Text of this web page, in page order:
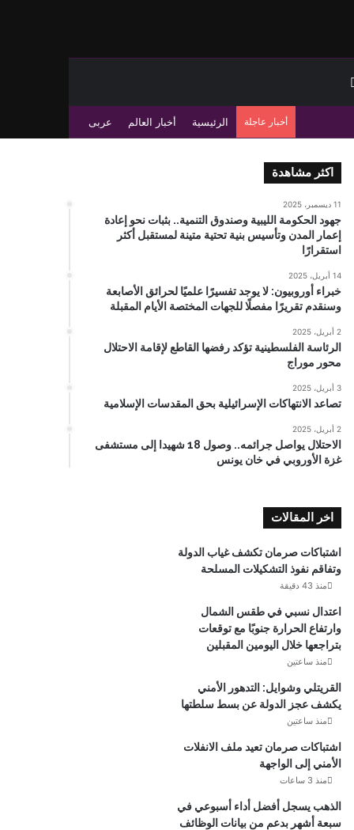
عمود جانبي
أخبار عاجلة الرئيسية أخبار العالم عربى
اكثر مشاهدة
11 ديسمبر، 2025
جهود الحكومة الليبية وصندوق التنمية.. بثبات نحو إعادة
إعمار المدن وتأسيس بنية تحتية متينة لمستقبل أكثر
استقرارًا
14 أبريل، 2025
خبراء أوروبيون: لا يوجد تفسيرًا علميًا لحرائق الأصابعة
وسنقدم تقريرًا مفصلًا للجهات المختصة الأيام المقبلة
2 أبريل، 2025
الرئاسة الفلسطينية تؤكد رفضها القاطع لإقامة الاحتلال
محور موراج
3 أبريل، 2025
تصاعد الانتهاكات الإسرائيلية بحق المقدسات الإسلامية
2 أبريل، 2025
الاحتلال يواصل جرائمه.. وصول 18 شهيدا إلى مستشفى
غزة الأوروبي في خان يونس
اخر المقالات
اشتباكات صرمان تكشف غياب الدولة
وتفاقم نفوذ التشكيلات المسلحة
منذ 43 دقيقة
اعتدال نسبي في طقس الشمال
وارتفاع الحرارة جنوبًا مع توقعات
بتراجعها خلال اليومين المقبلين
منذ ساعتين
القريتلي وشوايل: التدهور الأمني
يكشف عجز الدولة عن بسط سلطتها
منذ ساعتين
اشتباكات صرمان تعيد ملف الانفلات
الأمني إلى الواجهة
منذ 3 ساعات
الذهب يسجل أفضل أداء أسبوعي في
سبعة أشهر بدعم من بيانات الوظائف